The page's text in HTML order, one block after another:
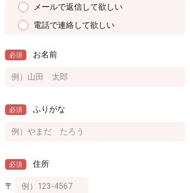
メールで返信して欲しい
電話で連絡して欲しい
必須 お名前
必須 ふりがな
必須 住所
〒